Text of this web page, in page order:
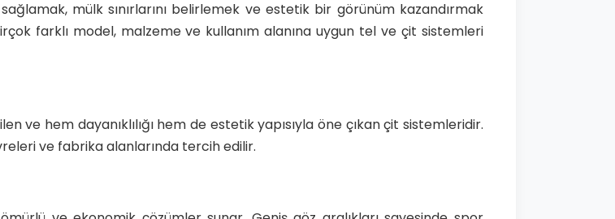
mülk sınırlarını belirlemek ve estetik bir görünüm kazandırmak
farklı model, malzeme ve kullanım alanına uygun tel ve çit sistemleri
ve hem dayanıklılığı hem de estetik yapısıyla öne çıkan çit sistemleridir.
ve fabrika alanlarında tercih edilir.